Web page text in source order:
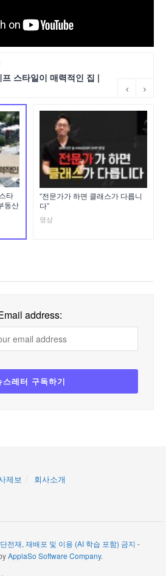
스타일이 매력적인 집 |
타
동산
“전문가가 하면 클래스가 다릅니
다”
영상
address:
제보 회사소개
전재, 재배포 및 이용 (AI 학습 포함) 금지 -
ApplaSo Software Company.